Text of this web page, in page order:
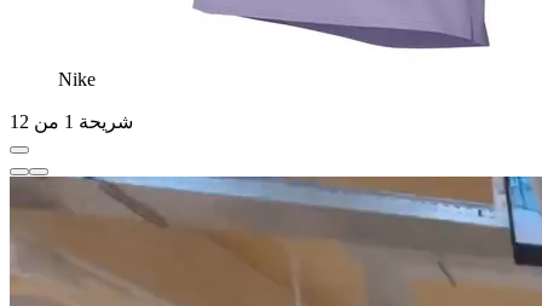
Nike
شريحة 1 من 12